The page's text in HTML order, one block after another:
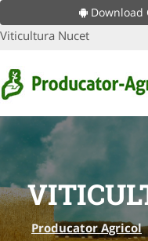
Download
Viticultura Nucet
Producator Agricol